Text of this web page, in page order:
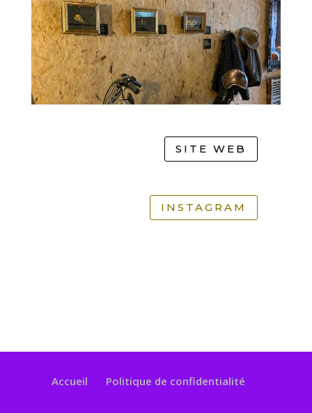
SITE WEB
INSTAGRAM
Accueil Politique de confidentialité